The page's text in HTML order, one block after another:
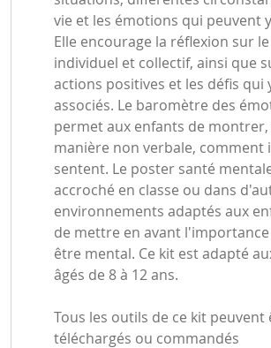
vie et les émotions qui peuvent
Elle encourage la réflexion sur
individuel et collectif, ainsi que
actions positives et les défis qui
associés. Le baromètre des
permet aux enfants de montrer,
manière non verbale, comment
sentent. Le poster santé
accroché en classe ou dans
environnements adaptés aux
de mettre en avant
être mental. Ce kit est adapté
âgés de 8 à 12 ans.
Tous les outils de ce kit peuvent
téléchargés ou commandés